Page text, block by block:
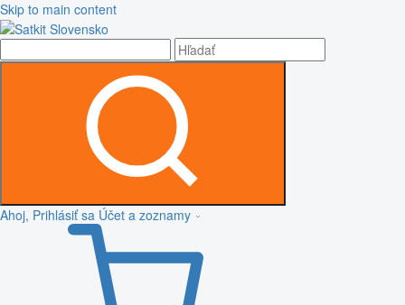
Skip to main content
Ahoj, Prihlásiť sa Účet a zoznamy